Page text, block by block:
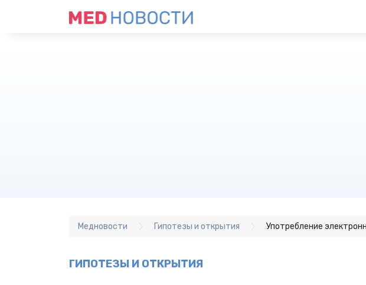
Медновости Гипотезы и открытия Употребление
ГИПОТЕЗЫ И ОТКРЫТИЯ